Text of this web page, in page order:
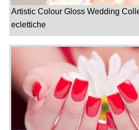
Artistic Colour Gloss Wedding
eclettiche